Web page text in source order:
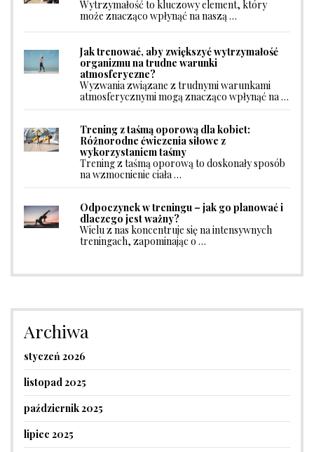
Wytrzymałość to kluczowy element, który
może znacząco wpłynąć na naszą …
Jak trenować, aby zwiększyć wytrzymałość
organizmu na trudne warunki
atmosferyczne?
Wyzwania związane z trudnymi warunkami
atmosferycznymi mogą znacząco wpłynąć na …
Trening z taśmą oporową dla kobiet:
Różnorodne ćwiczenia siłowe z
wykorzystaniem taśmy
Trening z taśmą oporową to doskonały sposób
na wzmocnienie ciała …
Odpoczynek w treningu – jak go planować i
dlaczego jest ważny?
Wielu z nas koncentruje się na intensywnych
treningach, zapominając o …
Archiwa
styczeń 2026
listopad 2025
październik 2025
lipiec 2025